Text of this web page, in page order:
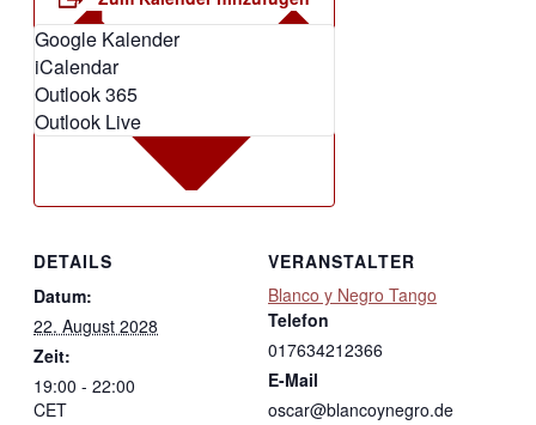
Google Kalender
iCalendar
Outlook 365
Outlook Live
DETAILS
Datum:
22. August 2028
Zeit:
19:00 - 22:00
CET
VERANSTALTER
Blanco y Negro Tango
Telefon
017634212366
E-Mail
oscar@blancoynegro.de